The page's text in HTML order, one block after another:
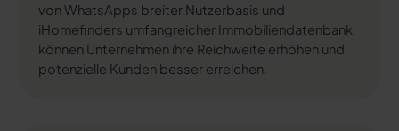
von WhatsApps breiter Nutzerbasis und
iHomefinders umfangreicher Immobiliendatenbank
können Unternehmen ihre Reichweite erhöhen und
potenzielle Kunden besser erreichen.